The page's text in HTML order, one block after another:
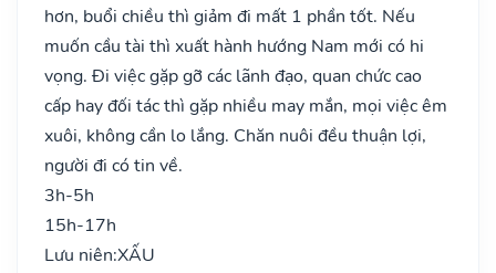
hơn, buổi chiều thì giảm đi mất 1 phần tốt. Nếu
muốn cầu tài thì xuất hành hướng Nam mới có hi
vọng. Đi việc gặp gỡ các lãnh đạo, quan chức cao
cấp hay đối tác thì gặp nhiều may mắn, mọi việc êm
xuôi, không cần lo lắng. Chăn nuôi đều thuận lợi,
người đi có tin về.
3h-5h
15h-17h
Lưu niên:XẤU